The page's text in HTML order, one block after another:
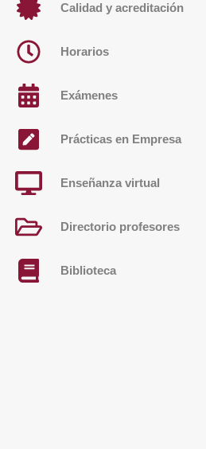
Calidad y acreditación
Horarios
Exámenes
Prácticas en Empresa
Enseñanza virtual
Directorio profesores
Biblioteca